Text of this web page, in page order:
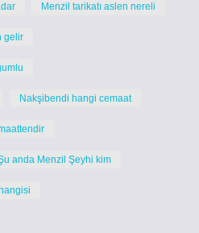
Menzil tarikatı aslen nereli
gelir
Nakşibendi hangi cemaat
anda Menzil Şeyhi kim